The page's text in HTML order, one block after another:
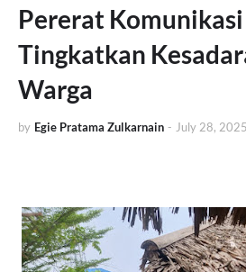
Pererat
Tingkatkan
Warga
by Egie Pratama Zulkarnain - July 28, 2025